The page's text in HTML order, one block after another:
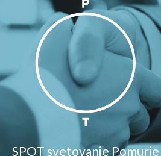
SPOT svetovanje Pomurje